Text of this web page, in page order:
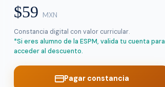
$59 MXN
Constancia digital con valor curricular.
*Si eres alumno de la ESPM, valida tu cuenta para
acceder al descuento.
Pagar constancia